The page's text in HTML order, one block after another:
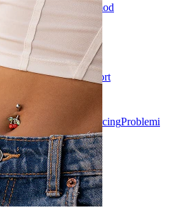
Contattaci
Bodymod
Bodymod
ConsegnaResi &
Bodymod support
dei gioielli da piercingProblemi